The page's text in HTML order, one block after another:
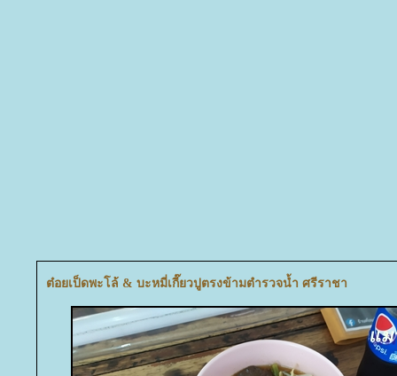
ต๋อยเป็ดพะโล้ & บะหมี่เกี๊ยวปูตรงข้ามตำรวจน้ำ ศรีราชา